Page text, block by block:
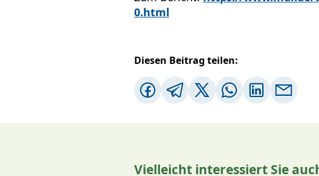
0.html
Diesen Beitrag teilen:
Vielleicht interessiert Sie